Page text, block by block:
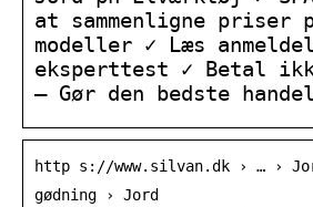
at sammenligne priser
modeller ✓ Læs
eksperttest ✓ Betal
– Gør den bedste
http s://www.silvan.dk › … ›
gødning › Jord